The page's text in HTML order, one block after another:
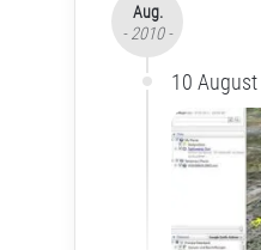
Aug.
- 2010 -
10 August